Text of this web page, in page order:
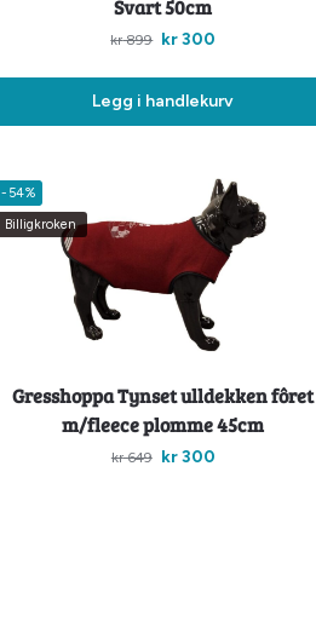
Svart 50cm
kr899 kr300
Legg i handlekurv
-54%
Billigkroken
Gresshoppa Tynset ulldekken fôret
m/fleece plomme 45cm
kr649 kr300